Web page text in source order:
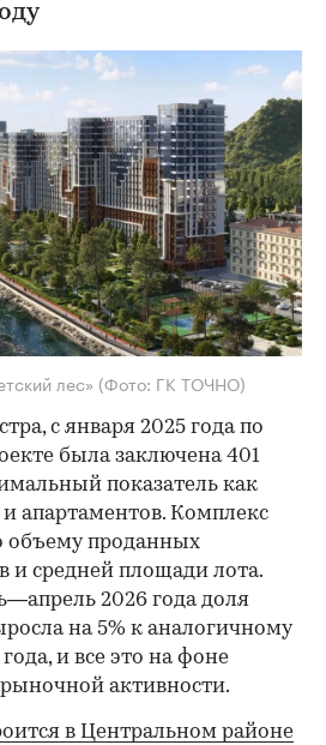
лес» (Фото: ГК ТОЧНО)
с января 2025 года по
была заключена 401
показатель как
и апартаментов. Комплекс
объему проданных
и средней площади лота.
2026 года доля
на 5% к аналогичному
и все это на фоне
активности.
в Центральном районе